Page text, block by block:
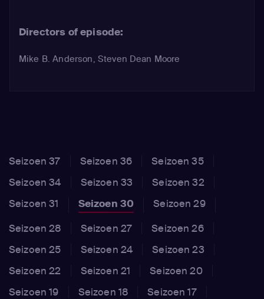
Directors of episode:
Mike B. Anderson, Steven Dean Moore
Seizoen 37 Seizoen 36
Seizoen 35
Seizoen 34
Seizoen 33
Seizoen 32
Seizoen 31
Seizoen 30
Seizoen 29
Seizoen 28
Seizoen 27
Seizoen 26
Seizoen 25
Seizoen 24
Seizoen 23
Seizoen 22
Seizoen 21
Seizoen 20
Seizoen 19
Seizoen 18
Seizoen 17